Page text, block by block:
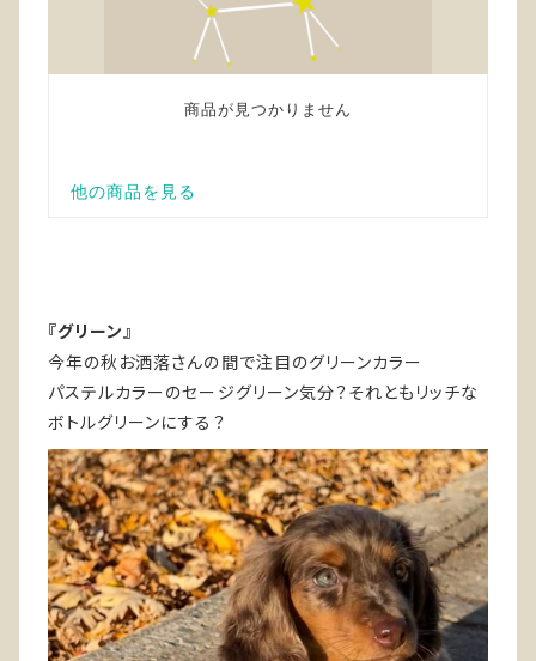
『グリーン』
今年の秋お洒落さんの間で注目のグリーンカラー
パステルカラーのセージグリーン気分？それともリッチな
ボトルグリーンにする？